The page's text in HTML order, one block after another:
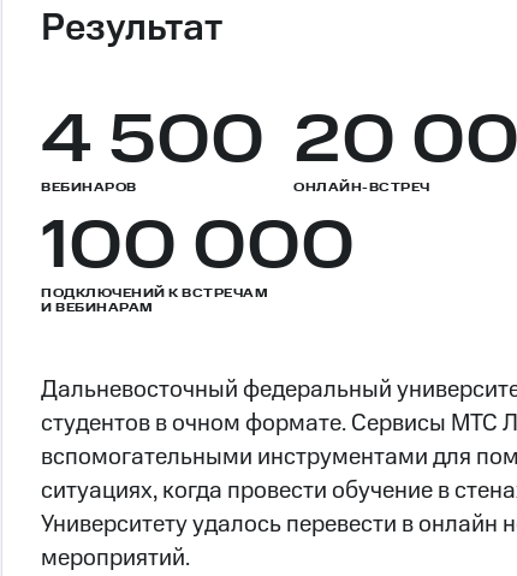
Результат
4 500
ВЕБИНАРОВ 20
ОНЛАЙН-ВСТРЕЧ
100 000
ПОДКЛЮЧЕНИЙ К ВСТРЕЧАМ
И ВЕБИНАРАМ
Дальневосточный федеральный
студентов в очном формате. Сервисы МТС
вспомогательными инструментами для
ситуациях, когда провести обучение в
Университету удалось перевести в онлайн
мероприятий.